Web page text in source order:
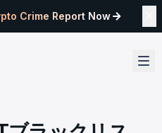
Crime Report Now